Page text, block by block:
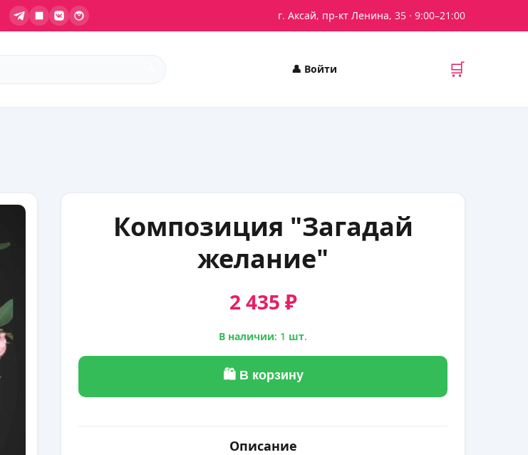
г. Аксай, пр-кт Ленина, 35 · 9:00–21:00
👤 Войти 🛒
Композиция "Загадай
желание"
2 435 ₽
В наличии: 1 шт.
🛍 В корзину
Описание